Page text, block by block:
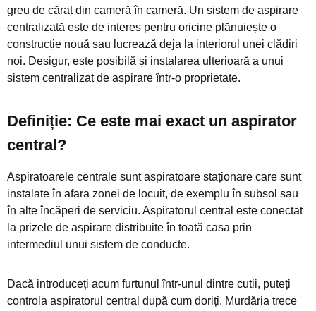
greu de cărat din cameră în cameră. Un sistem de aspirare
centralizată este de interes pentru oricine plănuiește o
construcție nouă sau lucrează deja la interiorul unei clădiri
noi. Desigur, este posibilă și instalarea ulterioară a unui
sistem centralizat de aspirare într-o proprietate.
Definiție: Ce este mai exact un aspirator
central?
Aspiratoarele centrale sunt aspiratoare staționare care sunt
instalate în afara zonei de locuit, de exemplu în subsol sau
în alte încăperi de serviciu. Aspiratorul central este conectat
la prizele de aspirare distribuite în toată casa prin
intermediul unui sistem de conducte.
Dacă introduceți acum furtunul într-unul dintre cutii, puteți
controla aspiratorul central după cum doriți. Murdăria trece